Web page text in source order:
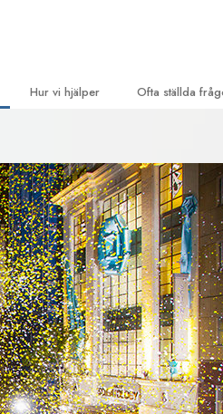
Hur vi hjälper
Applied Scholastics
Criminon
Narconon
Sanningen om droger
Enade för mänskliga rättigheter
Kommittén för mänskliga rättigheter
Scientologys frivilligpastorer
Ofta ställda
Inne i en Kyrka
Scientologys
Ljudböcker
Inledande